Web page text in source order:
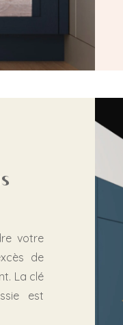
votre
de
La clé
est